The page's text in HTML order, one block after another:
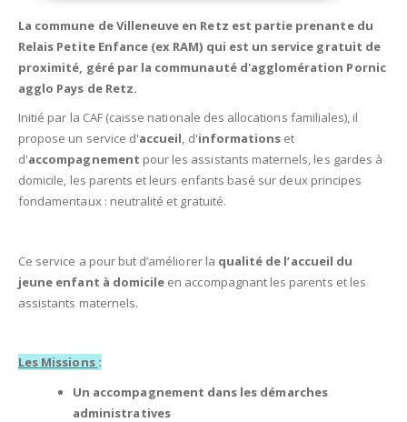
La commune de Villeneuve en Retz est partie prenante du
Relais Petite Enfance (ex RAM) qui est un service gratuit de
proximité, géré par la communauté d'agglomération Pornic
agglo Pays de Retz.
Initié par la CAF (caisse nationale des allocations familiales), il
propose un service d'accueil, d'informations et
d'accompagnement pour les assistants maternels, les gardes à
domicile, les parents et leurs enfants basé sur deux principes
fondamentaux : neutralité et gratuité.
Ce service a pour but d’améliorer la qualité de l’accueil du
jeune enfant à domicile en accompagnant les parents et les
assistants maternels.
Les Missions :
Un accompagnement dans les démarches
administratives